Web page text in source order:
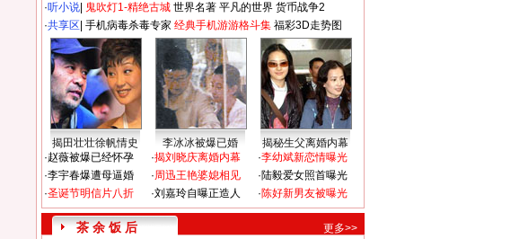
·听小说 鬼吹灯1-精绝古城 世界名著 平凡的世界 货币战争2
·共享区 手机病毒杀毒专家 经典手机游游格斗集 福彩3D走势图
揭田壮壮徐帆情史 李冰冰被爆已婚
揭秘生父离婚内幕
·赵薇被爆已经怀孕
·李宇春爆遭母逼婚
·圣诞节明信片八折
·揭刘晓庆离婚内幕
·周迅王艳婆媳相见
·刘嘉玲自曝正造人
·李幼斌新恋情曝光
·陆毅爱女照首曝光
·陈好新男友被曝光
茶 余 饭 后
更多>>